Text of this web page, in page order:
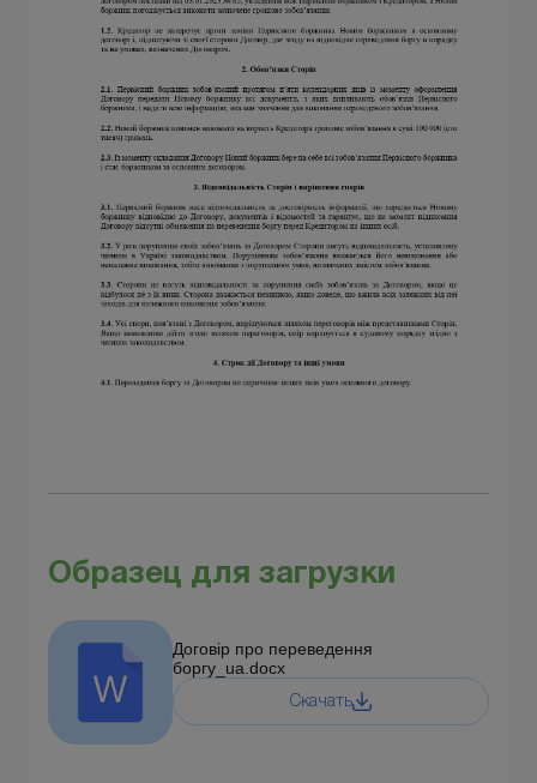
Образец для загрузки
Договір про переведення
боргу_ua.docx
Скачать